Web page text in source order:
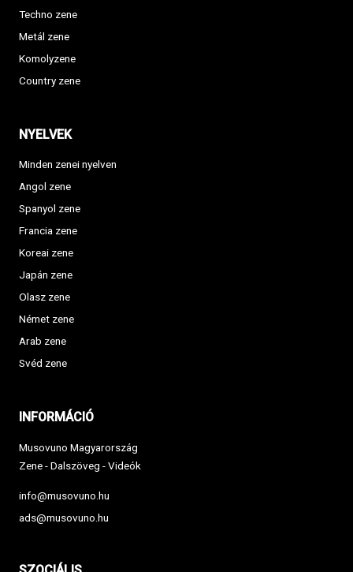
Techno zene
Metál zene
Komolyzene
Country zene
NYELVEK
Minden zenei nyelven
Angol zene
Spanyol zene
Francia zene
Koreai zene
Japán zene
Olasz zene
Német zene
Arab zene
Svéd zene
INFORMÁCIÓ
Musovuno Magyarország
Zene - Dalszöveg - Videók
info@musovuno.hu
ads@musovuno.hu